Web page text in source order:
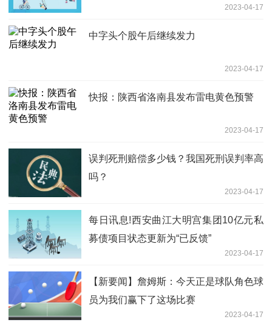
2023-04-17
中字头个股午后继续发力
2023-04-17
快报：陕西省洛南县发布雷电黄色预警
2023-04-17
误判死刑赔偿多少钱？我国死刑误判率高
吗？
2023-04-17
每日讯息!西安曲江大明宫集团10亿元私
募债项目状态更新为“已反馈”
2023-04-17
【新要闻】詹姆斯：今天正是球队角色球
员为我们赢下了这场比赛
2023-04-17